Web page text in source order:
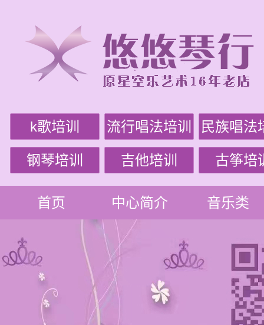
k歌培训 流行唱法培训 民族唱法
钢琴培训 吉他培训 古筝培
首页 中心简介 音乐类